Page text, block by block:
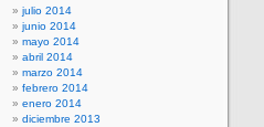
julio 2014
junio 2014
mayo 2014
abril 2014
marzo 2014
febrero 2014
enero 2014
diciembre 2013